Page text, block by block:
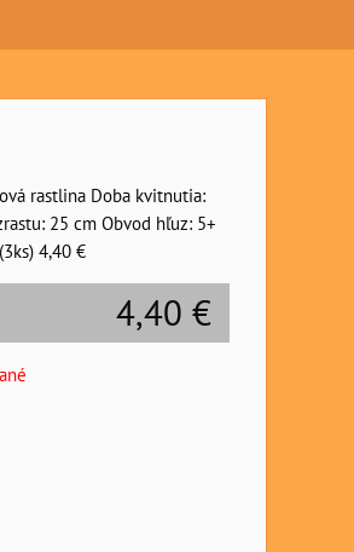
rastlina Doba kvitnutia:
25 cm Obvod hľuz: 5+
4,40 €
4,40 €